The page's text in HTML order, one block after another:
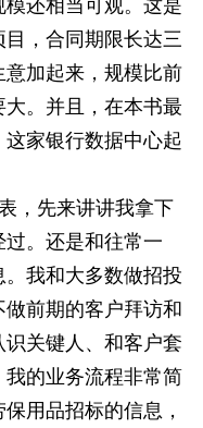
还相当可观。这是
，合同期限长达三
加起来，规模比前
。并且，在本书最
家银行数据中心起
，先来讲讲我拿下
。还是和往常一
我和大多数做招投
前期的客户拜访和
关键人、和客户套
的业务流程非常简
用品招标的信息，